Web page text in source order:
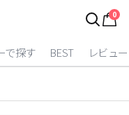
0
で探す BEST レビュー